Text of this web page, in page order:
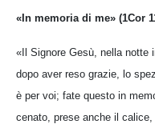
«In memoria di me» (1Cor
«Il Signore Gesù, nella notte
dopo aver reso grazie, lo
è per voi; fate questo in
cenato, prese anche il